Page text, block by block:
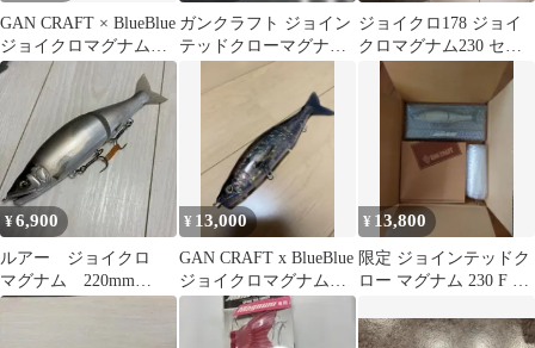
GAN CRAFT × BlueBlue
ジョイクロマグナム
ブルーブルー
ガンクラフト ジョイン
テッドクローマグナム
230 タイプF
ジョイクロ178 ジョイ
クロマグナム230 セッ
ト！ ガンクラフト
¥6,900
ルアー ジョイクロ
マグナム 220mm
Type-F 105g
¥ 13,000
GAN CRAFT x BlueBlue
ジョイクロマグナム湾
奥鱸
¥ 13,800
限定 ジョインテッドク
ロー マグナム 230 F 鮎